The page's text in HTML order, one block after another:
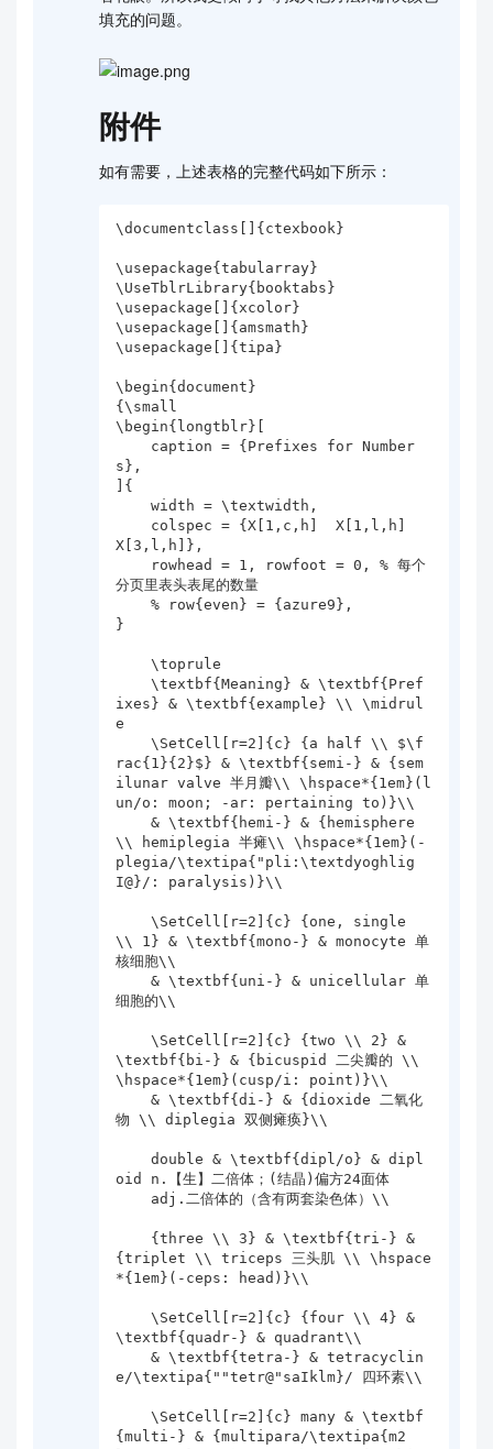
填充的问题。
附件
如有需要，上述表格的完整代码如下所示：
\documentclass[]{ctexbook}
\usepackage{tabularray}
\UseTblrLibrary{booktabs}
\usepackage[]{xcolor}
\usepackage[]{amsmath}
\usepackage[]{tipa}
\begin{document}
{\small
\begin{longtblr}[
s},
]{
    width = \textwidth,
X[3,l,h]},
分页里表头表尾的数量
    % row{even} = {azure9},
}
    \toprule
    \textbf{Meaning} & \textbf{Pref
ixes} & \textbf{example} \\ \midrul
e
    \SetCell[r=2]{c} {a half \\ $\f
rac{1}{2}$} & \textbf{semi-} & {sem
ilunar valve 半月瓣\\ \hspace*{1em}(l
un/o: moon; -ar: pertaining to)}\\
    & \textbf{hemi-} & {hemisphere
\\ hemiplegia 半瘫\\ \hspace*{1em}(-
plegia/\textipa{"pli:\textdyoghlig
I@}/: paralysis)}\\
    \SetCell[r=2]{c} {one, single
\\ 1} & \textbf{mono-} & monocyte 单
核细胞\\
    & \textbf{uni-} & unicellular 单
细胞的\\
    \SetCell[r=2]{c} {two \\ 2} &
\textbf{bi-} & {bicuspid 二尖瓣的 \\
\hspace*{1em}(cusp/i: point)}\\
    & \textbf{di-} & {dioxide 二氧化
物 \\ diplegia 双侧瘫痪}\\
    double & \textbf{dipl/o} & dipl
oid n.【生】二倍体；(结晶)偏方24面体
{triplet \\ triceps 三头肌 \\ \hspace
*{1em}(-ceps: head)}\\
    \SetCell[r=2]{c} {four \\ 4} &
\textbf{quadr-} & quadrant\\
    & \textbf{tetra-} & tetracyclin
e/\textipa{""tetr@"saIklm}/ 四环素\\
    \SetCell[r=2]{c} many & \textbf
{multi-} & {multipara/\textipa{m2